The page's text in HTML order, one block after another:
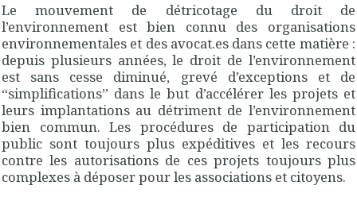
Le mouvement de détricotage du droit de
l’environnement est bien connu des organisations
environnementales et des avocat.es dans cette matière :
depuis plusieurs années, le droit de l’environnement
est sans cesse diminué, grevé d’exceptions et de
“simplifications” dans le but d’accélérer les projets et
leurs implantations au détriment de l’environnement
bien commun. Les procédures de participation du
public sont toujours plus expéditives et les recours
contre les autorisations de ces projets toujours plus
complexes à déposer pour les associations et citoyens.